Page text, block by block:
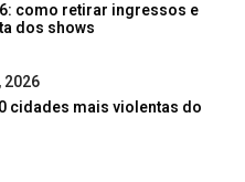
como retirar ingressos e
dos shows
2026
cidades mais violentas do